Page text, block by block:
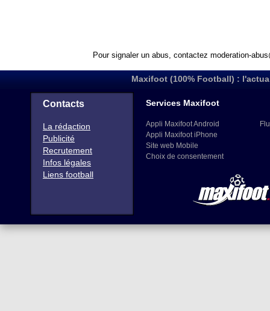
Pour signaler un abus, contactez moderation-
Maxifoot (100% Football) :
Contacts
La rédaction
Publicité
Recrutement
Infos légales
Liens football
Services Maxifoot
Appli Maxifoot Android
Appli Maxifoot iPhone
Site web Mobile
Choix de consentement